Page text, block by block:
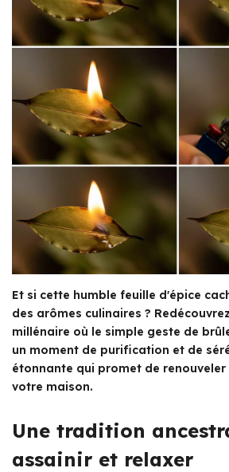
Et si cette humble feuille d'épice
des arômes culinaires ?
millénaire où le simple geste de
un moment de purification et de
étonnante qui promet de
votre maison.
Une tradition
assainir et relaxer